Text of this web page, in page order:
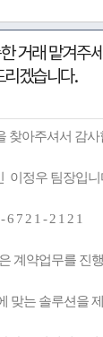
거래 맡겨주
겠습니다.
찾아주셔서 감사
이정우 팀장입니
7 2 1 - 2 1 2 1
계약업무를 진
맞는 솔루션을